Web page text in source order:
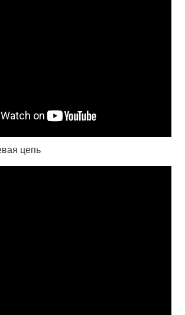
цепь